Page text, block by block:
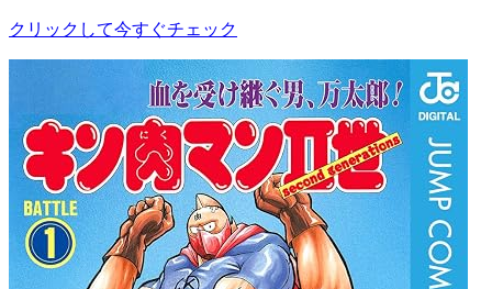
クリックして今すぐチェック